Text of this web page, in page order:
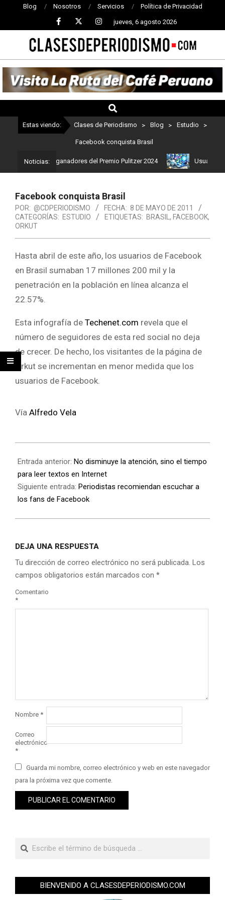
Blog Nosotros Servicios Política de Privacidad
jueves, 6 agosto 2026
CLASES
DE
PERIODISMO
Estas viendo: Clases de Periodismo > Blog > Estudio >
Facebook conquista Brasil
Noticias:
Estos son los ganadores del Premio Pulitzer 2024 Usuarios de
Facebook conquista Brasil
POR: @CDPERIODISMO FECHA: 8 DE MAYO DE 2011
CATEGORÍAS: ESTUDIO ETIQUETAS: BRASIL , FACEBOOK,
ORKUT
Hasta abril de este año, los usuarios de Facebook
en Brasil sumaban 17 millones 200 mil y la
penetración en la población en línea alcanza el
22.57%.
Esta infografía de Techenet.com revela que el
número de seguidores de esta red social no deja
de crecer. De hecho, los visitantes de la página de
Orkut se incrementan en menor medida que los
usuarios de Facebook.
Vía Alfredo Vela
Entrada anterior: No disminuye la atención, sino el tiempo
para leer textos en Internet
Siguiente entrada: Periodistas recomiendan escuchar a
los fans de Facebook
DEJA UNA RESPUESTA
Tu dirección de correo electrónico no será publicada. Los
campos obligatorios están marcados con *
Comentario
*
Nombre *
Correo
electrónico
*
Guarda mi nombre, correo electrónico y web en este navegador
para la próxima vez que comente.
BIENVENIDO A CLASESDEPERIODISMO.COM